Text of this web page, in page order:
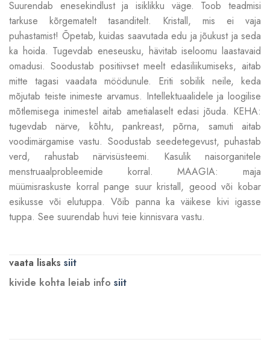
Suurendab enesekindlust ja isiklikku väge. Toob teadmisi
tarkuse kõrgematelt tasanditelt. Kristall, mis ei vaja
puhastamist! Õpetab, kuidas saavutada edu ja jõukust ja seda
ka hoida. Tugevdab eneseusku, hävitab iseloomu laastavaid
omadusi. Soodustab positiivset meelt edasiliikumiseks, aitab
mitte tagasi vaadata möödunule. Eriti sobilik neile, keda
mõjutab teiste inimeste arvamus. Intellektuaalidele ja loogilise
mõtlemisega inimestel aitab ametialaselt edasi jõuda. KEHA:
tugevdab närve, kõhtu, pankreast, põrna, samuti aitab
voodimärgamise vastu. Soodustab seedetegevust, puhastab
verd, rahustab närvisüsteemi. Kasulik naisorganitele
menstruaalprobleemide korral. MAAGIA: maja
müümisraskuste korral pange suur kristall, geood või kobar
esikusse või elutuppa. Võib panna ka väikese kivi igasse
tuppa. See suurendab huvi teie kinnisvara vastu.
vaata lisaks siit
kivide kohta leiab info siit